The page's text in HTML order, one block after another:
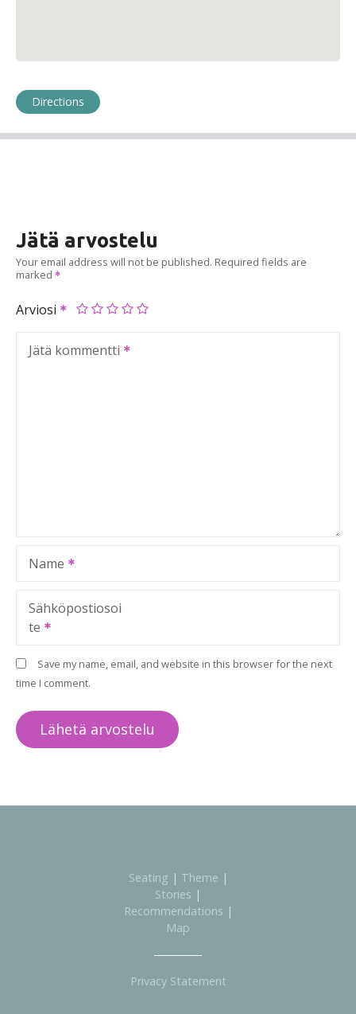
Directions
Jätä arvostelu
Your email address will not be published. Required fields are
marked
Arviosi
Jätä kommentti
Name
Sähköpostiosoi
te
Save my name, email, and website in this browser for the next
time I comment.
Seating | Theme |
Stories |
Recommendations |
Map
Privacy Statement